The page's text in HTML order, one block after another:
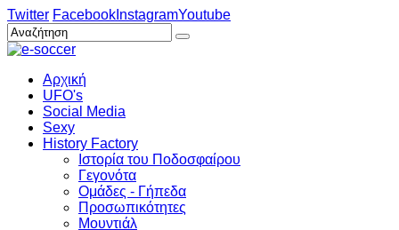
Twitter Facebook InstagramYoutube
Αρχική
UFO's
Social Media
Sexy
History Factory
Ιστορία του Ποδοσφαίρου
Γεγονότα
Ομάδες - Γήπεδα
Προσωπικότητες
Μουντιάλ